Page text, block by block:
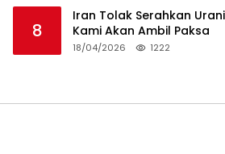
8
Iran Tolak Serahkan
Kami Akan Ambil Paksa
18/04/2026 1222